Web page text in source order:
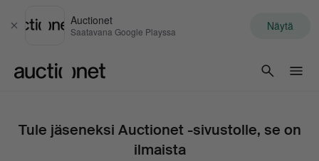
Sulje
Auctionet
Saatavana Google Playssa Näytä
Tule jäseneksi Auctionet -sivustolle, se on
ilmaista